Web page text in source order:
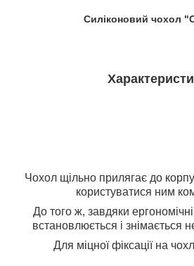
Силіконовий чохол
Чохол щільно прилягає до
користуватися ним
До того ж, завдяки
встановлюється і знімається
Для міцної фіксації на